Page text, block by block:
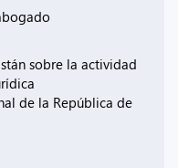
sobre la actividad
de la República de